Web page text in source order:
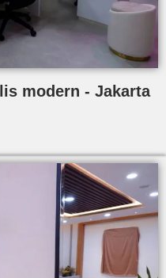
modern - Jakarta